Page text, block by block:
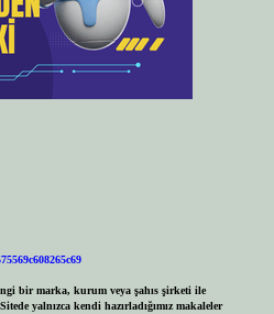
bir marka, kurum veya şahıs şirketi ile
yalnızca kendi hazırladığımız makaleler